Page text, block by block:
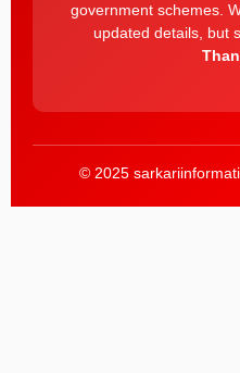
government schemes.
updated details, but
© 2025